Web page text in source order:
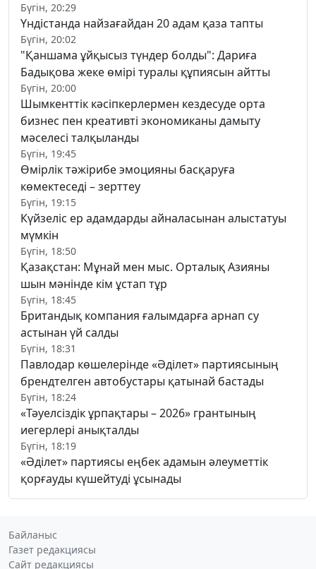
Бүгін, 20:29
Үндістанда найзағайдан 20 адам қаза тапты
Бүгін, 20:02
"Қаншама ұйқысыз түндер болды": Дариға
Бадықова жеке өмірі туралы құпиясын айтты
Бүгін, 20:00
Шымкенттік кәсіпкерлермен кездесуде орта
бизнес пен креативті экономиканы дамыту
мәселесі талқыланды
Бүгін, 19:45
Өмірлік тәжірибе эмоцияны басқаруға
көмектеседі – зерттеу
Бүгін, 19:15
Күйзеліс ер адамдарды айналасынан алыстатуы
мүмкін
Бүгін, 18:50
Қазақстан: Мұнай мен мыс. Орталық Азияны
шын мәнінде кім ұстап тұр
Бүгін, 18:45
Британдық компания ғалымдарға арнап су
астынан үй салды
Бүгін, 18:31
Павлодар көшелерінде «Әділет» партиясының
брендтелген автобустары қатынай бастады
Бүгін, 18:24
«Тәуелсіздік ұрпақтары – 2026» грантының
иегерлері анықталды
Бүгін, 18:19
«Әділет» партиясы еңбек адамын әлеуметтік
қорғауды күшейтуді ұсынады
Байланыс
Газет редакциясы
Сайт редакциясы